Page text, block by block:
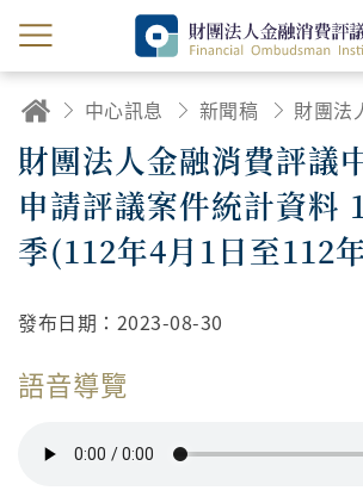
中心訊息 新聞稿
財團法人金融消費評議
申請評議案件統計資料
季(112年4月1日至112
發布日期： 2023-08-30
語音導覽